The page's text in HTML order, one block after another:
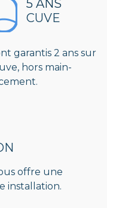
5 ANS
CUVE
garantis 2 ans sur
hors main-
offre une
installation.